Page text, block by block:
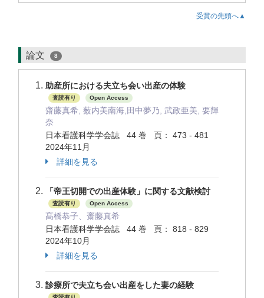
受賞の先頭へ▲
論文 8
助産所における夫立ち会い出産の体験
査読有り Open Access
齋藤真希, 薮内美南海,田中夢乃, 武政亜美, 要輝
奈
日本看護科学学会誌 44 巻 頁： 473 - 481
2024年11月
詳細を見る
「帝王切開での出産体験」に関する文献検討
査読有り Open Access
髙橋恭子、齋藤真希
日本看護科学学会誌 44 巻 頁： 818 - 829
2024年10月
詳細を見る
診療所で夫立ち会い出産をした妻の経験